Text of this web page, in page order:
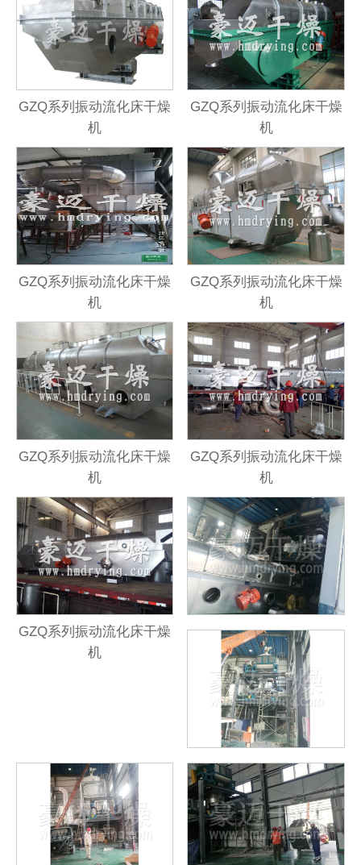
GZQ系列振动流化床干燥
机
GZQ系列振动流化床干燥
机
GZQ系列振动流化床干燥
机
GZQ系列振动流化床干燥
机
GZQ系列振动流化床干燥
机
GZQ系列振动流化床干燥
机
GZQ系列振动流化床干燥
机